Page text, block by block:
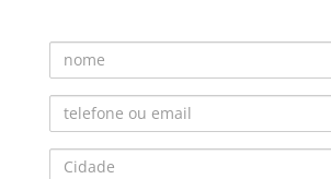
Nome
Telefone ou Email
Cidade